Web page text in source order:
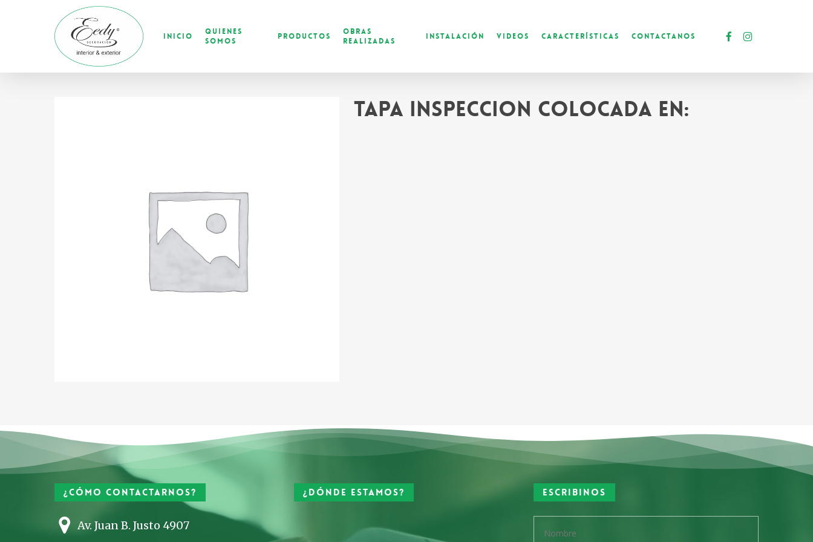
Inicio
Quienes
Somos
Productos
Obras
Realizadas
Instalación Videos Características Contactanos facebook
instagram
Tapa inspeccion colocada en:
¿Cómo contactarnos?
Av. Juan B. Justo 4907
¿Dónde estamos? Escribinos